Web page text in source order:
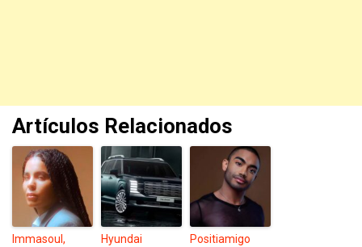
Artículos Relacionados
Immasoul,
Hyundai
Positiamigo